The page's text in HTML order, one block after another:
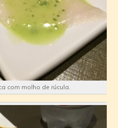
com molho de rúcula.